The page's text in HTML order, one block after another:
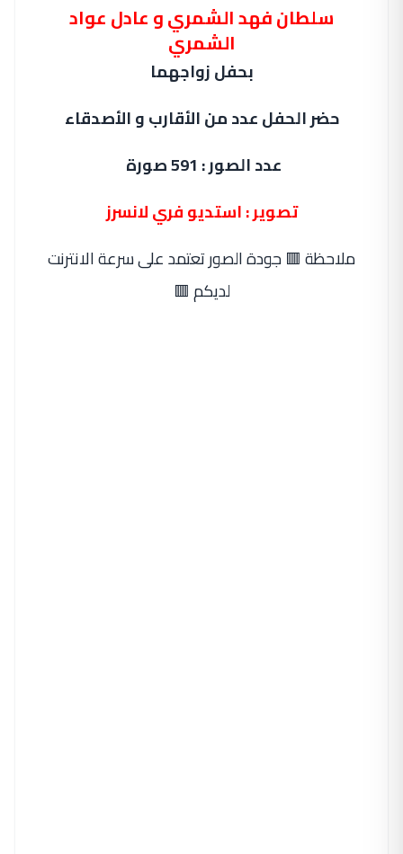
الشمري
بحفل زواجهما
حضر الحفل عدد من الأقارب و الأصدقاء
عدد الصور : 591 صورة
تصوير : استديو فري لانسرز
ملاحظة 🟥 جودة الصور تعتمد على سرعة الانترنت
لديكم 🟥